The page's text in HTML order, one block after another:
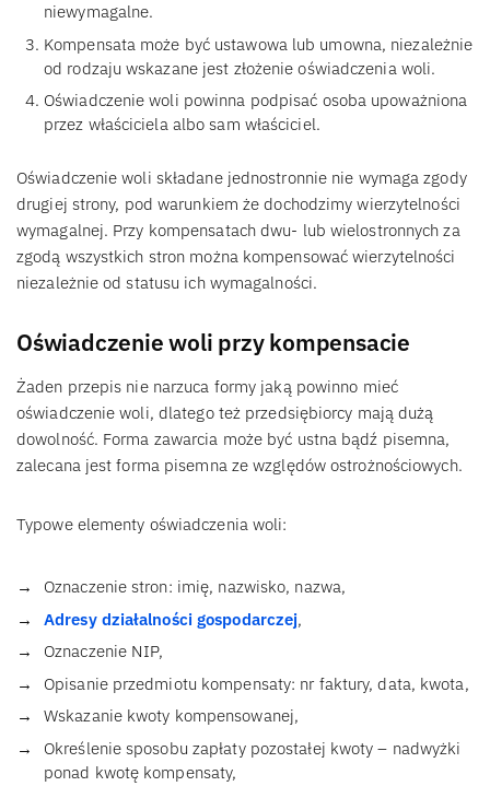
niewymagalne.
Kompensata może być ustawowa lub umowna, niezależnie
od rodzaju wskazane jest złożenie oświadczenia woli.
Oświadczenie woli powinna podpisać osoba upoważniona
przez właściciela albo sam właściciel.
Oświadczenie woli składane jednostronnie nie wymaga zgody
drugiej strony, pod warunkiem że dochodzimy wierzytelności
wymagalnej. Przy kompensatach dwu- lub wielostronnych za
zgodą wszystkich stron można kompensować wierzytelności
niezależnie od statusu ich wymagalności.
Oświadczenie woli przy kompensacie
Żaden przepis nie narzuca formy jaką powinno mieć
oświadczenie woli, dlatego też przedsiębiorcy mają dużą
dowolność. Forma zawarcia może być ustna bądź pisemna,
zalecana jest forma pisemna ze względów ostrożnościowych.
Typowe elementy oświadczenia woli:
Oznaczenie stron: imię, nazwisko, nazwa,
Adresy działalności gospodarczej,
Oznaczenie NIP,
Opisanie przedmiotu kompensaty: nr faktury, data, kwota,
Wskazanie kwoty kompensowanej,
Określenie sposobu zapłaty pozostałej kwoty – nadwyżki
ponad kwotę kompensaty,